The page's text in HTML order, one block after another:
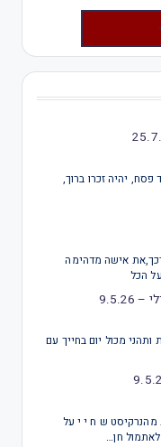
פסח, יהיה זכרו ברוך,
אישה מדהימה
הכל
מכול יום בחייך עם
ש ח י י על
לאתמול חן…